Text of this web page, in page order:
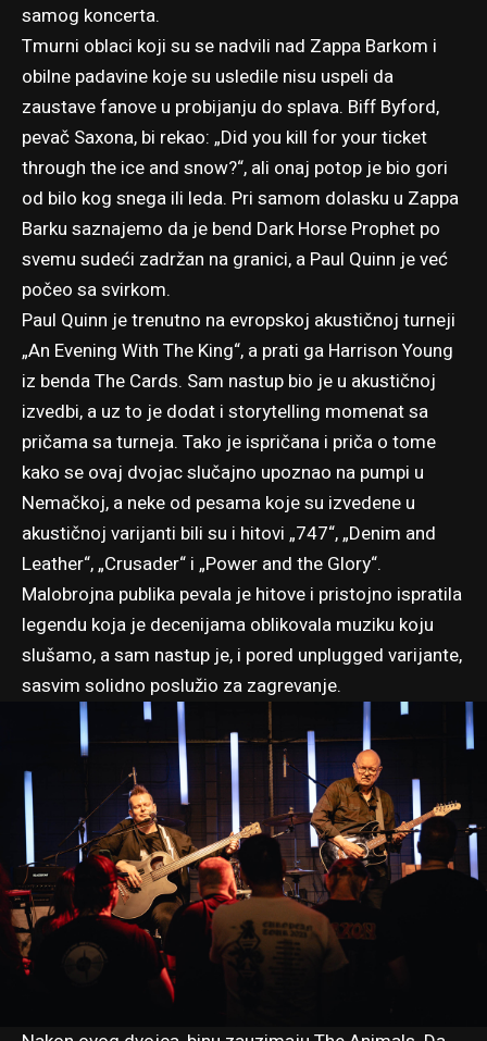
samog koncerta.
Tmurni oblaci koji su se nadvili nad Zappa Barkom i
obilne padavine koje su usledile nisu uspeli da
zaustave fanove u probijanju do splava. Biff Byford,
pevač Saxona, bi rekao: „Did you kill for your ticket
through the ice and snow?“, ali onaj potop je bio gori
od bilo kog snega ili leda. Pri samom dolasku u Zappa
Barku saznajemo da je bend Dark Horse Prophet po
svemu sudeći zadržan na granici, a Paul Quinn je već
počeo sa svirkom.
Paul Quinn je trenutno na evropskoj akustičnoj turneji
„An Evening With The King“, a prati ga Harrison Young
iz benda The Cards. Sam nastup bio je u akustičnoj
izvedbi, a uz to je dodat i storytelling momenat sa
pričama sa turneja. Tako je ispričana i priča o tome
kako se ovaj dvojac slučajno upoznao na pumpi u
Nemačkoj, a neke od pesama koje su izvedene u
akustičnoj varijanti bili su i hitovi „747“, „Denim and
Leather“, „Crusader“ i „Power and the Glory“.
Malobrojna publika pevala je hitove i pristojno ispratila
legendu koja je decenijama oblikovala muziku koju
slušamo, a sam nastup je, i pored unplugged varijante,
sasvim solidno poslužio za zagrevanje.